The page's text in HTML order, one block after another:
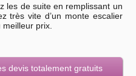
les de suite en remplissant un
très vite d’un monte escalier
prix.
devis totalement gratuits